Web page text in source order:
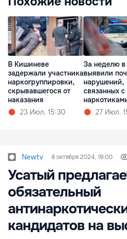
В Кишиневе
задержали участника
наркогруппировки,
скрывавшегося от
наказания
23 Июл. 15:30
За неделю в
выявили
нарушений,
связанных с
27 Июл.
Newtv 8 октября 2024, 18:00
Усатый
обязательный
кандидатов на